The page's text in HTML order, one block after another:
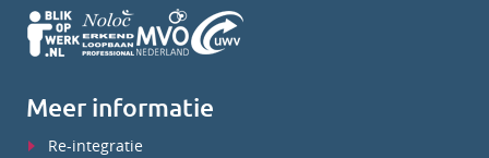
Meer informatie
Re-integratie